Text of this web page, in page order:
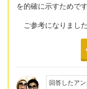
を的確に示すためです
ご参考になりました
回答したア